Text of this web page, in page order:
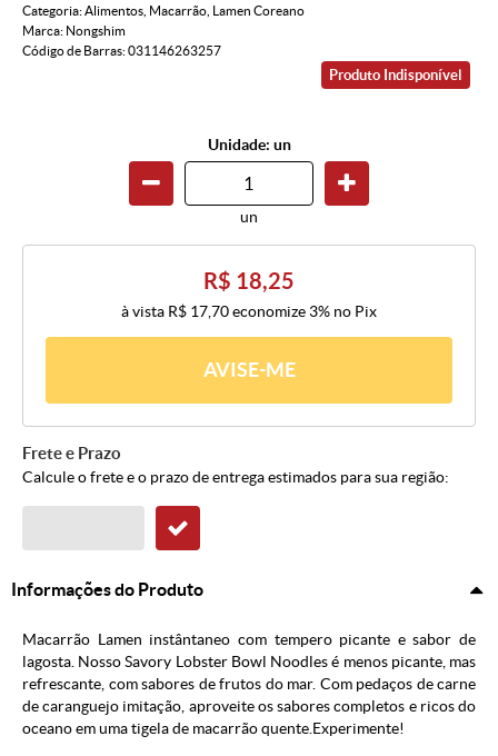
Categoria:Alimentos Macarrão
Lamen Coreano
Marca: Nongshim
Código de Barras:031146263257
Produto Indisponível
Unidade: un
un
R$ 18,25
à vista R$ 17,70economize 3% no Pix
AVISE-ME
Frete e Prazo
Calcule o frete e o prazo de entrega estimados para sua região:
Informações do Produto
Macarrão Lamen instântaneo com tempero picante e sabor de
lagosta. Nosso Savory Lobster Bowl Noodles é menos picante, mas
refrescante, com sabores de frutos do mar. Com pedaços de carne
de caranguejo imitação, aproveite os sabores completos e ricos do
oceano em uma tigela de macarrão quente.Experimente!